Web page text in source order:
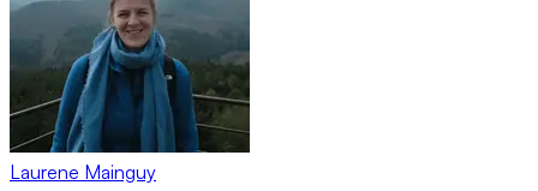
Laurene Mainguy